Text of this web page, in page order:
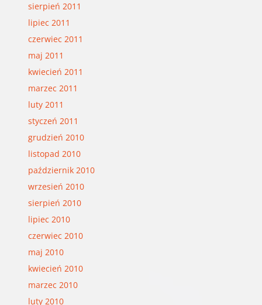
sierpień 2011
lipiec 2011
czerwiec 2011
maj 2011
kwiecień 2011
marzec 2011
luty 2011
styczeń 2011
grudzień 2010
listopad 2010
październik 2010
wrzesień 2010
sierpień 2010
lipiec 2010
czerwiec 2010
maj 2010
kwiecień 2010
marzec 2010
luty 2010